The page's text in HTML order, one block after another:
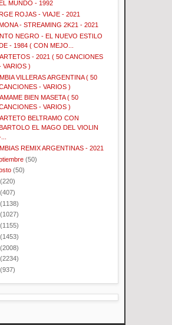
MUNDO - 1992
ROJAS - VIAJE - 2021
MONA - STREAMING 2K21 - 2021
NEGRO - EL NUEVO ESTILO
- 1984 ( CON MEJO...
- 2021 ( 50 CANCIONES
VARIOS )
VILLERAS ARGENTINA ( 50
- VARIOS )
BIEN MASETA ( 50
- VARIOS )
BELTRAMO CON
EL MAGO DEL VIOLIN
REMIX ARGENTINAS - 2021
(50)
(50)
(220)
(407)
(1138)
(1027)
(1155)
(1453)
(2008)
(2234)
(937)